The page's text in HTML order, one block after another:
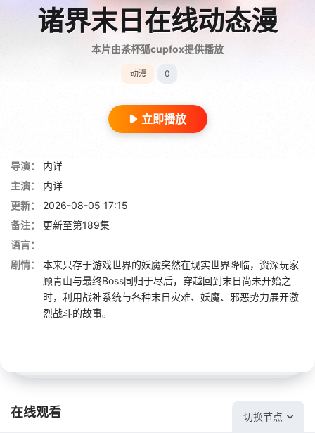
诸界末日在线动态漫
本片由茶杯狐cupfox提供播放
动漫 0
立即播放
导演：
内详
主演：
内详
更新：
2026-08-05 17:15
备注：
更新至第189集
语言：
剧情：
本来只存于游戏世界的妖魔突然在现实世界降临，资深玩家
顾青山与最终Boss同归于尽后，穿越回到末日尚未开始之
时，利用战神系统与各种末日灾难、妖魔、邪恶势力展开激
烈战斗的故事。
在线观看 切换节点